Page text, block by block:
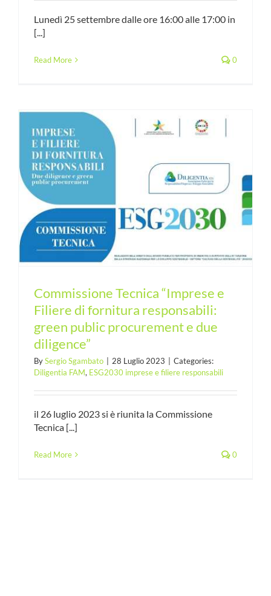
Lunedì 25 settembre dalle ore 16:00 alle 17:00 in
[...]
Read More 0
Commissione Tecnica “Imprese e
Filiere di fornitura responsabili:
green public procurement e due
diligence”
BySergio Sgambato | 28 Luglio 2023 | Categories:
Diligentia FAM, ESG2030 imprese e filiere responsabili
il 26 luglio 2023 si è riunita la Commissione
Tecnica [...]
Read More 0